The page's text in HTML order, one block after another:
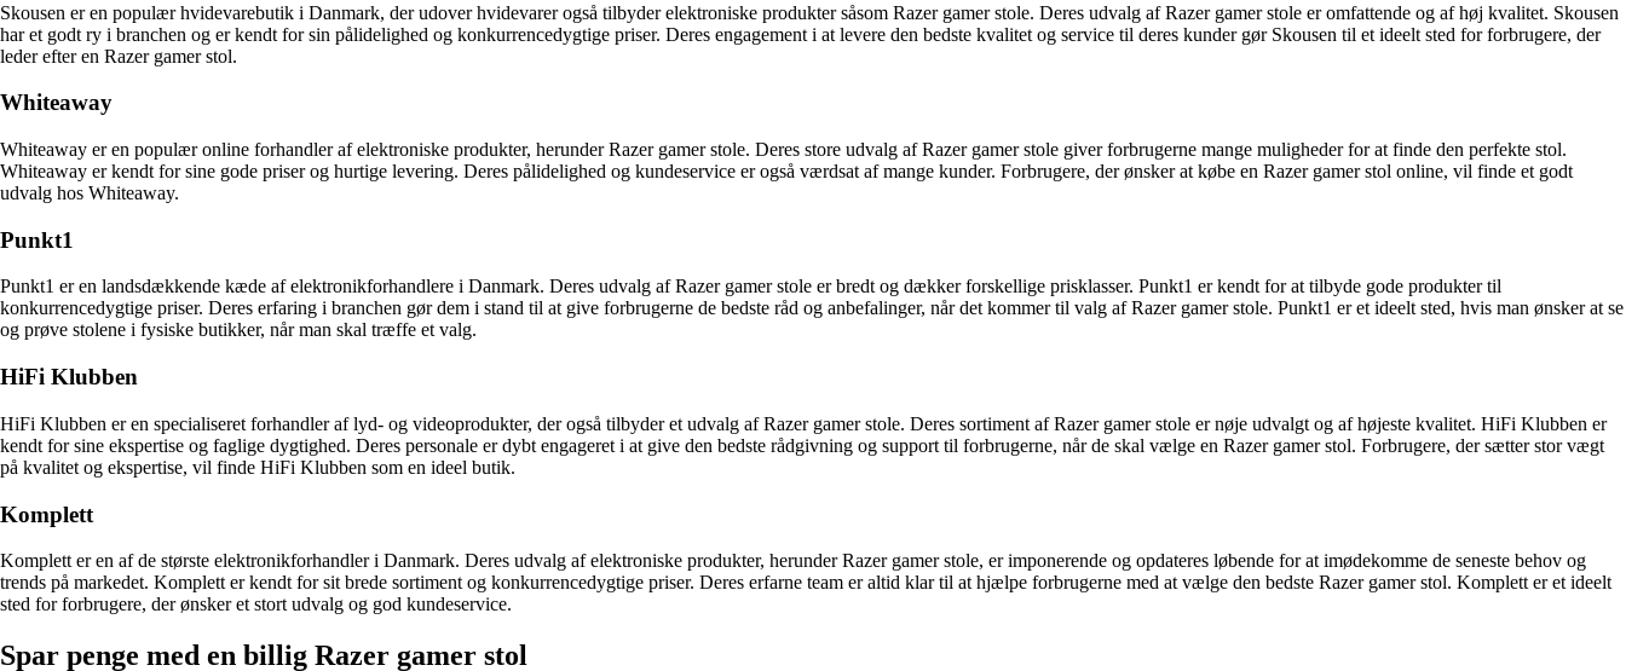
Skousen er en populær hvidevarebutik i Danmark, der udover hvidevarer også tilbyder elektroniske produkter såsom Razer gamer stole. Deres udvalg af Razer gamer stole er omfattende og af høj kvalitet. Skousen
har et godt ry i branchen og er kendt for sin pålidelighed og konkurrencedygtige priser. Deres engagement i at levere den bedste kvalitet og service til deres kunder gør Skousen til et ideelt sted for forbrugere, der
leder efter en Razer gamer stol.
Whiteaway
Whiteaway er en populær online forhandler af elektroniske produkter, herunder Razer gamer stole. Deres store udvalg af Razer gamer stole giver forbrugerne mange muligheder for at finde den perfekte stol.
Whiteaway er kendt for sine gode priser og hurtige levering. Deres pålidelighed og kundeservice er også værdsat af mange kunder. Forbrugere, der ønsker at købe en Razer gamer stol online, vil finde et godt
udvalg hos Whiteaway.
Punkt1
Punkt1 er en landsdækkende kæde af elektronikforhandlere i Danmark. Deres udvalg af Razer gamer stole er bredt og dækker forskellige prisklasser. Punkt1 er kendt for at tilbyde gode produkter til
konkurrencedygtige priser. Deres erfaring i branchen gør dem i stand til at give forbrugerne de bedste råd og anbefalinger, når det kommer til valg af Razer gamer stole. Punkt1 er et ideelt sted, hvis man ønsker at se
og prøve stolene i fysiske butikker, når man skal træffe et valg.
HiFi Klubben
HiFi Klubben er en specialiseret forhandler af lyd- og videoprodukter, der også tilbyder et udvalg af Razer gamer stole. Deres sortiment af Razer gamer stole er nøje udvalgt og af højeste kvalitet. HiFi Klubben er
kendt for sine ekspertise og faglige dygtighed. Deres personale er dybt engageret i at give den bedste rådgivning og support til forbrugerne, når de skal vælge en Razer gamer stol. Forbrugere, der sætter stor vægt
på kvalitet og ekspertise, vil finde HiFi Klubben som en ideel butik.
Komplett
Komplett er en af ​​de største elektronikforhandler i Danmark. Deres udvalg af elektroniske produkter, herunder Razer gamer stole, er imponerende og opdateres løbende for at imødekomme de seneste behov og
trends på markedet. Komplett er kendt for sit brede sortiment og konkurrencedygtige priser. Deres erfarne team er altid klar til at hjælpe forbrugerne med at vælge den bedste Razer gamer stol. Komplett er et ideelt
sted for forbrugere, der ønsker et stort udvalg og god kundeservice.
Spar penge med en billig Razer gamer stol